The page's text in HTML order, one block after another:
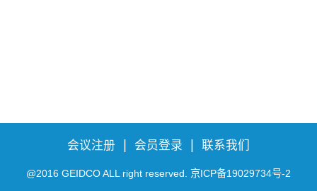
会议注册 | 会员登录 | 联系我们
@2016 GEIDCO ALL right reserved. 京ICP备19029734号-2